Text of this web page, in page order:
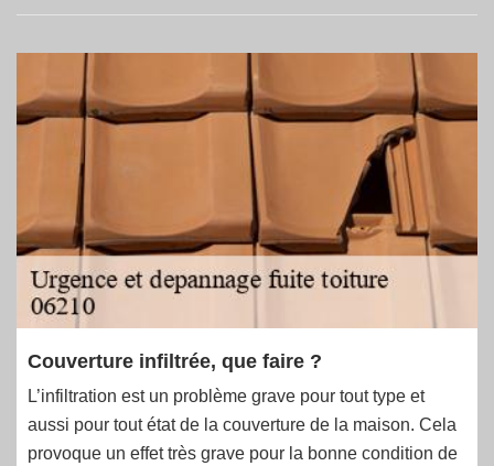
Couverture infiltrée, que faire ?
L’infiltration est un problème grave pour tout type et
aussi pour tout état de la couverture de la maison. Cela
provoque un effet très grave pour la bonne condition de